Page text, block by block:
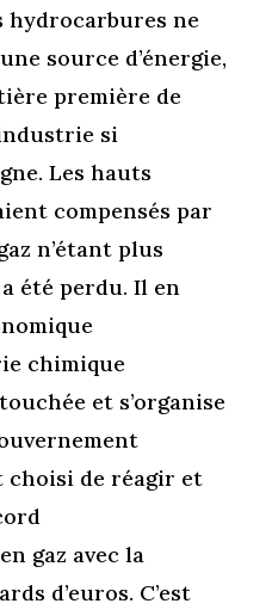
hydrocarbures ne
source d’énergie,
première de
si
Les hauts
compensés par
n’étant plus
été perdu. Il en
chimique
et s’organise
choisi de réagir et
gaz avec la
d’euros. C’est